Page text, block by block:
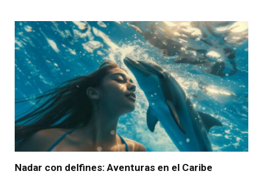
Nadar con delfines: Aventuras en el Caribe